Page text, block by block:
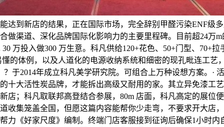
达到新店的结果，正在国际市场，完全辞别甲醛污染ENF级
做渠道、深化品牌国际化影响力的主要里程碑。目前超24万
万投入做300 万生意。科凡供给120+花色、50+门型、70+拉
的体例，以及人道化的电源收纳系统和细密的现孔毗连工艺
于2014年成立科凡美学研究院。可组合上万种设想方案。·
十大活性炭品牌，才能拆出高级又耐用的家。其立异免漆工
店；科凡取联邦高登结合参展，80m 店面，科凡高定的展位
收集笼盖全国，但愿这篇内容能帮你少走弯，不要求开大店
力《好家尺度》编制。终端门店客服接到征询后确保1小时内